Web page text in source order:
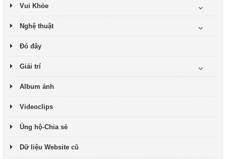
Vui Khỏe
Nghệ thuật
Đó đây
Giải trí
Album ảnh
Videoclips
Ủng hộ-Chia sẻ
Dữ liệu Website cũ